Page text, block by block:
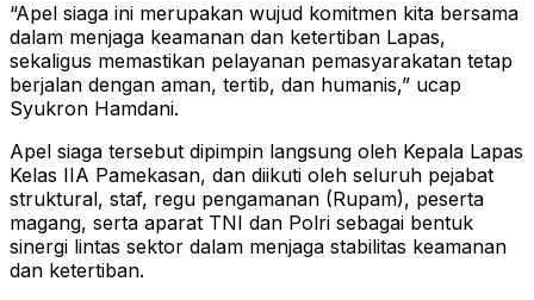
“Apel siaga ini merupakan wujud komitmen kita bersama
dalam menjaga keamanan dan ketertiban Lapas,
sekaligus memastikan pelayanan pemasyarakatan tetap
berjalan dengan aman, tertib, dan humanis,” ucap
Syukron Hamdani.
Apel siaga tersebut dipimpin langsung oleh Kepala Lapas
Kelas IIA Pamekasan, dan diikuti oleh seluruh pejabat
struktural, staf, regu pengamanan (Rupam), peserta
magang, serta aparat TNI dan Polri sebagai bentuk
sinergi lintas sektor dalam menjaga stabilitas keamanan
dan ketertiban.